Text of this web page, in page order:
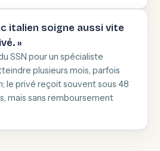
italien soigne aussi vite
»
SSN pour un spécialiste
plusieurs mois, parfois
le privé reçoit souvent sous 48
mais sans remboursement